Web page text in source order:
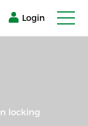
Login
locking